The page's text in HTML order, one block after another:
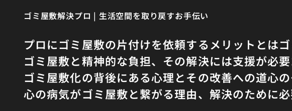
ゴミ屋敷解決プロ | 生活空間を取り戻すお手伝い
プロにゴミ屋敷の片付けを依頼するメリットとは
ゴミ屋敷と精神的な負担、その解決には支援が必要
ゴミ屋敷化の背後にある心理とその改善への道心
心の病気がゴミ屋敷と繋がる理由、解決のために